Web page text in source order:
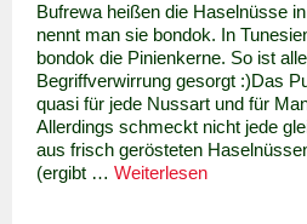
Bufrewa heißen die Haselnüsse
nennt man sie bondok. In
bondok die Pinienkerne. So ist
Begriffverwirrung gesorgt :)Das
quasi für jede Nussart und für
Allerdings schmeckt nicht jede
aus frisch gerösteten
(ergibt …Weiterlesen